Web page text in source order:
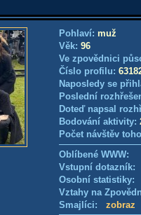
Pohlaví: muž
Věk: 96
Ve zpovědnici
Číslo profilu:
Naposledy se
Poslední
Doteď napsal
Bodování aktivity:
Počet návštěv
Oblíbené WWW:
Vstupní
Osobní
Vztahy na
Smajlíci: zobraz